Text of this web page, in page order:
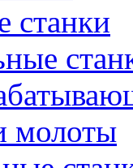
станки
молоты